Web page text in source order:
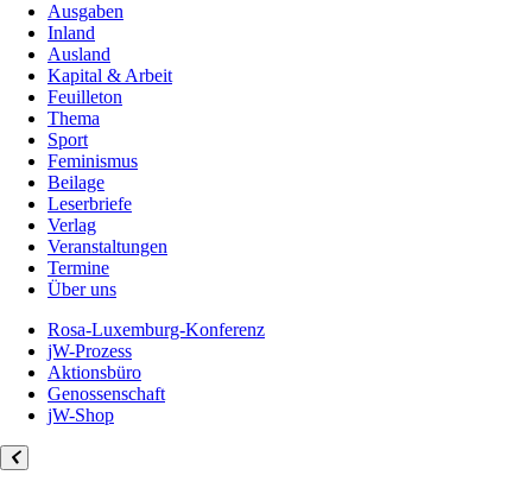
Ausgaben
Inland
Ausland
Kapital & Arbeit
Feuilleton
Thema
Sport
Feminismus
Beilage
Leserbriefe
Verlag
Veranstaltungen
Termine
Über uns
Rosa-Luxemburg-Konferenz
jW-Prozess
Aktionsbüro
Genossenschaft
jW-Shop